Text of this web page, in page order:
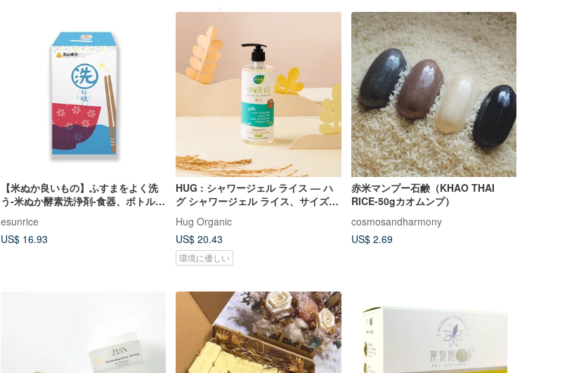
【米ぬか良いもの】ふすまをよく洗
う-米ぬか酵素洗浄剤-食器、ボトル洗
esunrice
US$ 16.93
HUG : シャワージェル ライス — ハ
グ シャワージェル ライス、サイズ
500ml
Hug Organic
US$ 20.43
環境に優しい
赤米マンプー石鹸（KHAO THAI
RICE-50gカオムンプ）
cosmosandharmony
US$ 2.69